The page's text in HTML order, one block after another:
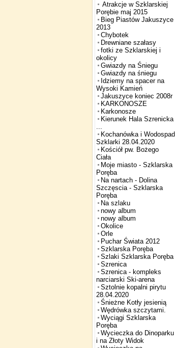
Atrakcje w Szklarskiej
Porębie maj 2015
Bieg Piastów Jakuszyce
2013
Chybotek
Drewniane szałasy
fotki ze Szklarskiej i
okolicy
Gwiazdy na Śniegu
Gwiazdy na śniegu
Idziemy na spacer na
Wysoki Kamień
Jakuszyce koniec 2008r
KARKONOSZE
Karkonosze
Kierunek Hala Szrenicka
...
Kochanówka i Wodospad
Szklarki 28.04.2020
Kościół pw. Bożego
Ciała
Moje miasto - Szklarska
Poręba
Na nartach - Dolina
Szczęscia - Szklarska
Poręba
Na szlaku
nowy album
nowy album
Okolice
Orle
Puchar Świata 2012
Szklarska Poręba
Szlaki Szklarska Poręba
Szrenica
Szrenica - kompleks
narciarski Ski-arena
Sztolnie kopalni pirytu
28.04.2020
Śnieżne Kotły jesienią
Wędrówka szczytami.
Wyciągi Szklarska
Poręba
Wycieczka do Dinoparku
i na Złoty Widok